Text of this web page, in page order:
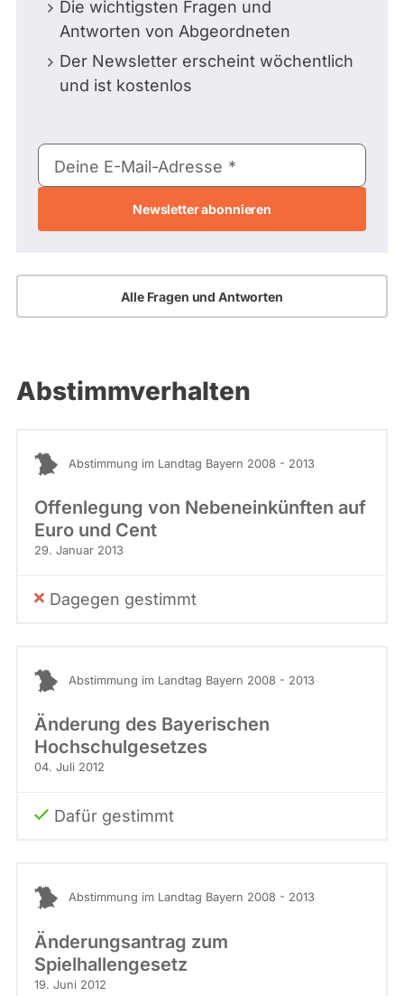
Die wichtigsten Fragen und
Antworten von Abgeordneten
Der Newsletter erscheint wöchentlich
und ist kostenlos
E-
Mail-
Deine E-Mail-Adresse
Alle Fragen und Antworten
Abstimmverhalten
Abstimmung im Landtag Bayern 2008 - 2013
Offenlegung von Nebeneinkünften auf
Euro und Cent
29. Januar 2013
Dagegen gestimmt
Abstimmung im Landtag Bayern 2008 - 2013
Änderung des Bayerischen
Hochschulgesetzes
04. Juli 2012
Dafür gestimmt
Abstimmung im Landtag Bayern 2008 - 2013
Änderungsantrag zum
Spielhallengesetz
19. Juni 2012